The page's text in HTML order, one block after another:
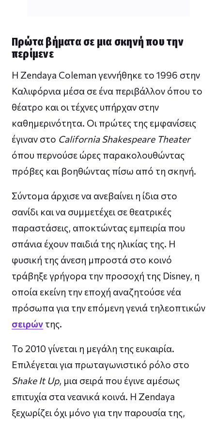
Πρώτα βήματα σε μια σκηνή που την
περίμενε
Η Zendaya Coleman γεννήθηκε το 1996 στην
Καλιφόρνια μέσα σε ένα περιβάλλον όπου το
θέατρο και οι τέχνες υπήρχαν στην
καθημερινότητα. Οι πρώτες της εμφανίσεις
έγιναν στο California Shakespeare Theater
όπου περνούσε ώρες παρακολουθώντας
πρόβες και βοηθώντας πίσω από τη σκηνή.
Σύντομα άρχισε να ανεβαίνει η ίδια στο
σανίδι και να συμμετέχει σε θεατρικές
παραστάσεις, αποκτώντας εμπειρία που
σπάνια έχουν παιδιά της ηλικίας της. Η
φυσική της άνεση μπροστά στο κοινό
τράβηξε γρήγορα την προσοχή της Disney, η
οποία εκείνη την εποχή αναζητούσε νέα
πρόσωπα για την επόμενη γενιά τηλεοπτικών
σειρών της.
Το 2010 γίνεται η μεγάλη της ευκαιρία.
Επιλέγεται για πρωταγωνιστικό ρόλο στο
Shake It Up, μια σειρά που έγινε αμέσως
επιτυχία στα νεανικά κοινά. Η Zendaya
ξεχωρίζει όχι μόνο για την παρουσία της,